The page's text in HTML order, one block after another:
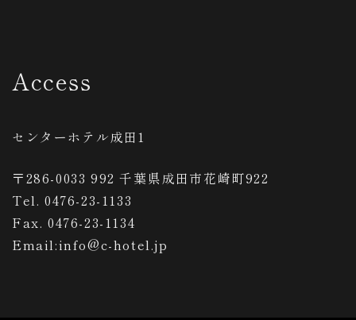
Access
センターホテル成田1
〒286-0033 992 千葉県成田市花崎町922
Tel. 0476-23-1133
Fax. 0476-23-1134
Email:info@c-hotel.jp